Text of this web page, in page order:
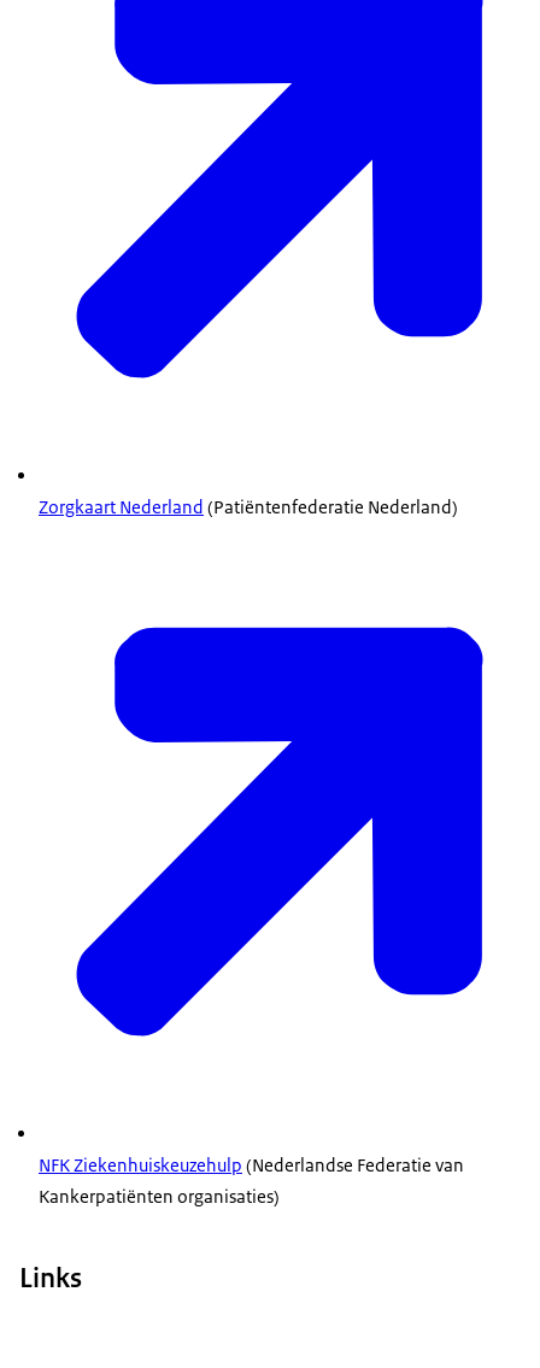
Zorgkaart Nederland (Patiëntenfederatie Nederland)
NFK Ziekenhuiskeuzehulp (Nederlandse Federatie van
Kankerpatiënten organisaties)
Links